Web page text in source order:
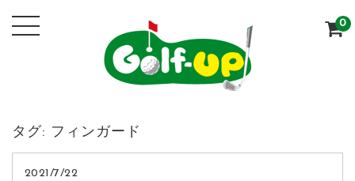
0
タグ: フィンガード
2021/7/22